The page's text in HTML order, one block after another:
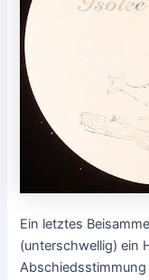
Ein letztes
(unterschwellig) ein